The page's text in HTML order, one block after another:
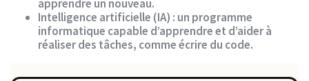
apprendre un nouveau.
Intelligence artificielle (IA) : un programme
informatique capable d’apprendre et d’aider à
réaliser des tâches, comme écrire du code.